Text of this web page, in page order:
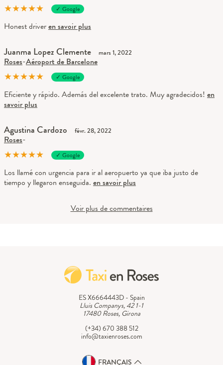
★★★★★ ✓ Google
Honest driveren savoir plus
Juanma Lopez Clemente mars 1, 2022
Roses-Aéroport de Barcelone
★★★★★ ✓ Google
Eficiente y rápido. Además del excelente trato. Muy agradecidos! en
savoir plus
Agustina Cardozo févr. 28, 2022
Roses-
★★★★★ ✓ Google
Los llamé con urgencia para ir al aeropuerto ya que iba justo de
tiempo y llegaron enseguida. en savoir plus
Voir plus de commentaires
ES X6664443D - Spain
Lluis Companys, 42 1-1
17480 Roses, Girona
(+34) 670 388 512
info@taxienroses.com
FRANÇAIS